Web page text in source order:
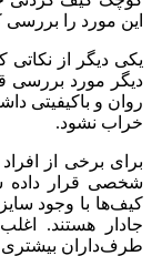
این مورد را
یکی دیگر از نکاتی
دیگر مورد بررسی
روان و باکیفیتی
خراب نشود.
برای برخی از
شخصی قرار داده
کیف‌ها با وجود
جادار هستند.
طرف‌داران بیشتری